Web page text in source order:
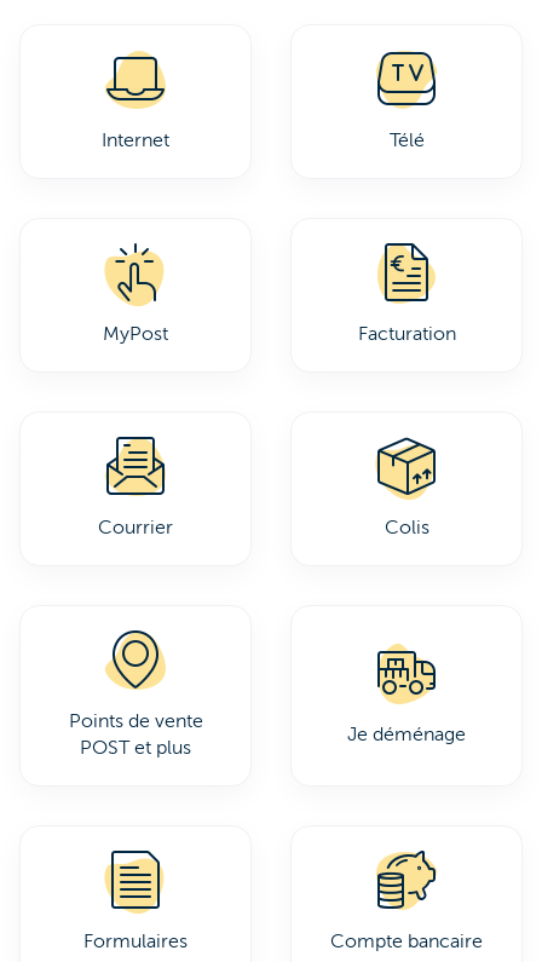
Internet Télé
MyPost Facturation
Courrier Colis
Points de vente
POST et plus
Je déménage
Formulaires Compte bancaire